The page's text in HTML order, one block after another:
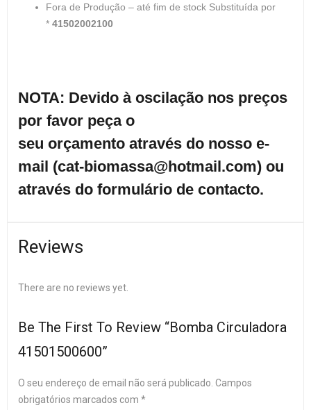
Fora de Produção – até fim de stock Substituída por
* 41502002100
NOTA: Devido à oscilação nos preços
por favor peça o
seu orçamento através do nosso e-
mail (cat-biomassa@hotmail.com) ou
através do formulário de contacto.
Reviews
There are no reviews yet.
Be The First To Review “Bomba Circuladora
41501500600”
O seu endereço de email não será publicado. Campos
obrigatórios marcados com *